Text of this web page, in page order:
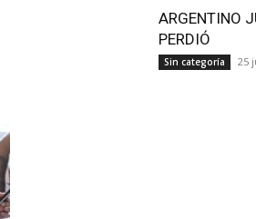
ARGENTINO
PERDIÓ
Sin categoría 25